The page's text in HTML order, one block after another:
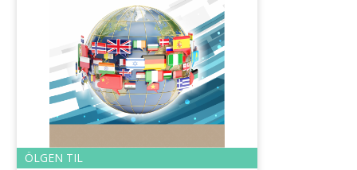
ÖLGEN TІL